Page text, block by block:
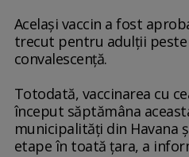
Acelaşi vaccin a fost
trecut pentru adulţii peste
convalescenţă.
Totodată, vaccinarea cu
început săptămâna
municipalităţi din Havana
etape în toată ţara, a